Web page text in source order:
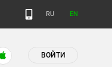
RU EN
ВОЙТИ